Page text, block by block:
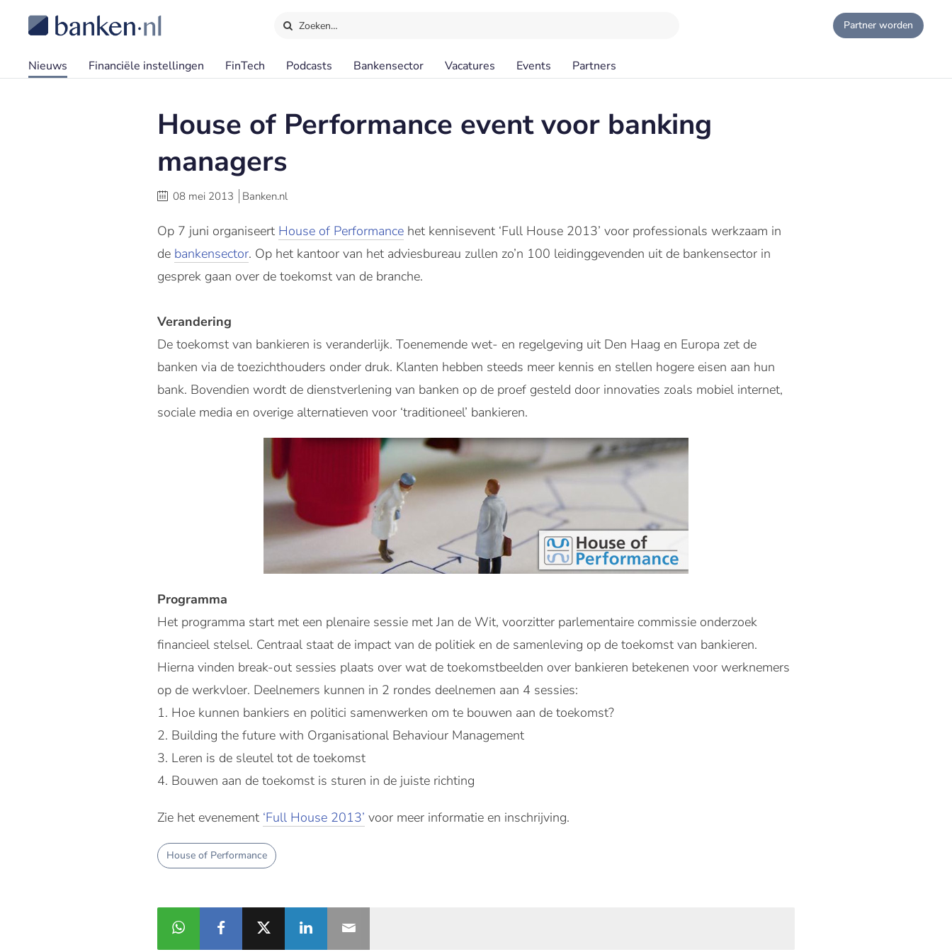
Zoeken… Partner worden
Nieuws Financiële instellingen FinTech Podcasts Bankensector Vacatures Events Partners
House of Performance event voor banking
managers
08 mei 2013 Banken.nl
Op 7 juni organiseert House of Performance het kennisevent ‘Full House 2013’ voor professionals werkzaam in
de bankensector. Op het kantoor van het adviesbureau zullen zo’n 100 leidinggevenden uit de bankensector in
gesprek gaan over de toekomst van de branche.
Verandering
De toekomst van bankieren is veranderlijk. Toenemende wet- en regelgeving uit Den Haag en Europa zet de
banken via de toezichthouders onder druk. Klanten hebben steeds meer kennis en stellen hogere eisen aan hun
bank. Bovendien wordt de dienstverlening van banken op de proef gesteld door innovaties zoals mobiel internet,
sociale media en overige alternatieven voor ‘traditioneel’ bankieren.
Programma
Het programma start met een plenaire sessie met Jan de Wit, voorzitter parlementaire commissie onderzoek
financieel stelsel. Centraal staat de impact van de politiek en de samenleving op de toekomst van bankieren.
Hierna vinden break-out sessies plaats over wat de toekomstbeelden over bankieren betekenen voor werknemers
op de werkvloer. Deelnemers kunnen in 2 rondes deelnemen aan 4 sessies:
1. Hoe kunnen bankiers en politici samenwerken om te bouwen aan de toekomst?
2. Building the future with Organisational Behaviour Management
3. Leren is de sleutel tot de toekomst
4. Bouwen aan de toekomst is sturen in de juiste richting
Zie het evenement ‘Full House 2013’ voor meer informatie en inschrijving.
House of Performance